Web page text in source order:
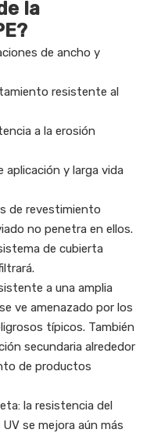
la
de ancho y
resistente al
a la erosión
aplicación y larga vida
de revestimiento
no penetra en ellos.
de cubierta
a una amplia
ve amenazado por los
típicos. También
secundaria alrededor
de productos
la resistencia del
se mejora aún más